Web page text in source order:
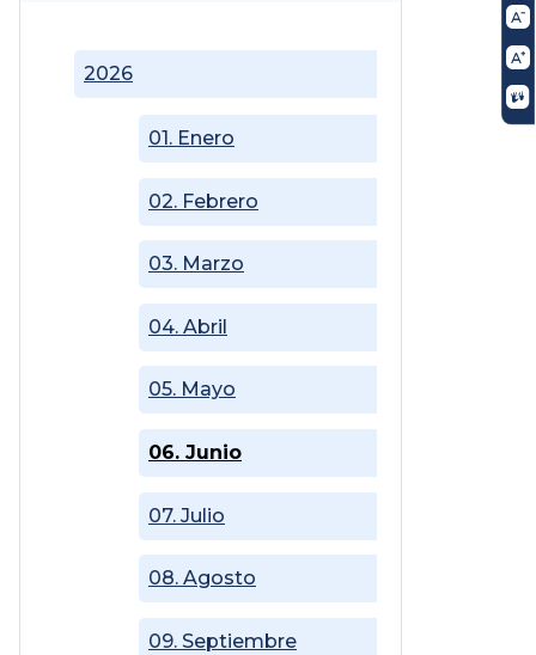
2026
01. Enero
02. Febrero
03. Marzo
04. Abril
05. Mayo
06. Junio
07. Julio
08. Agosto
09. Septiembre